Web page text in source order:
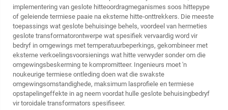
implementering van geslote hitteoordragmeganismes soos hittepype
of geleiende termiese paaie na eksterne hitte-onttrekkers. Die meeste
toepassings wat geslote behuisinge behels, voordeel van hermeties
geslote transformatorontwerpe wat spesifiek vervaardig word vir
bedryf in omgewings met temperatuurbeperkings, gekombineer met
eksterne verkoelingsvoorsienings wat hitte verwyder sonder om die
omgewingsbeskerming te kompromitteer. Ingenieurs moet 'n
noukeurige termiese ontleding doen wat die swakste
omgewingsomstandighede, maksimum lasprofiele en termiese
opstapelingeffekte in ag neem voordat hulle geslote behuisingbedryf
vir toroidale transformators spesifiseer.